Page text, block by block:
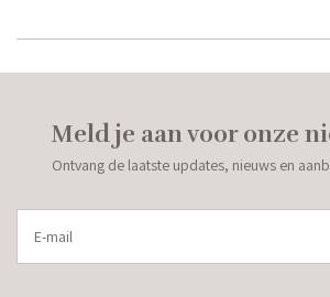
Meld je aan voor onze
Ontvang de laatste updates, nieuws en